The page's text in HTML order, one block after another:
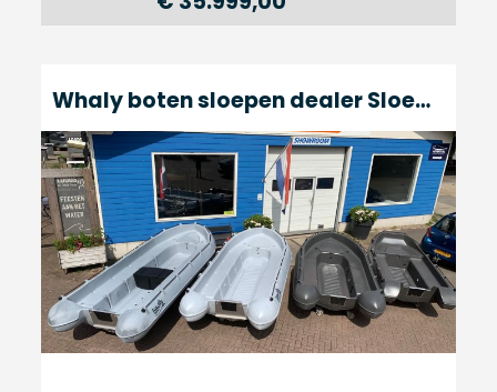
Whaly boten sloepen dealer Sloepen Centrum Sloepen Centrum